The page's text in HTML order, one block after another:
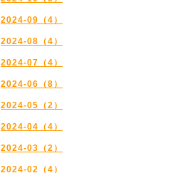
2024-09（4）
2024-08（4）
2024-07（4）
2024-06（8）
2024-05（2）
2024-04（4）
2024-03（2）
2024-02（4）